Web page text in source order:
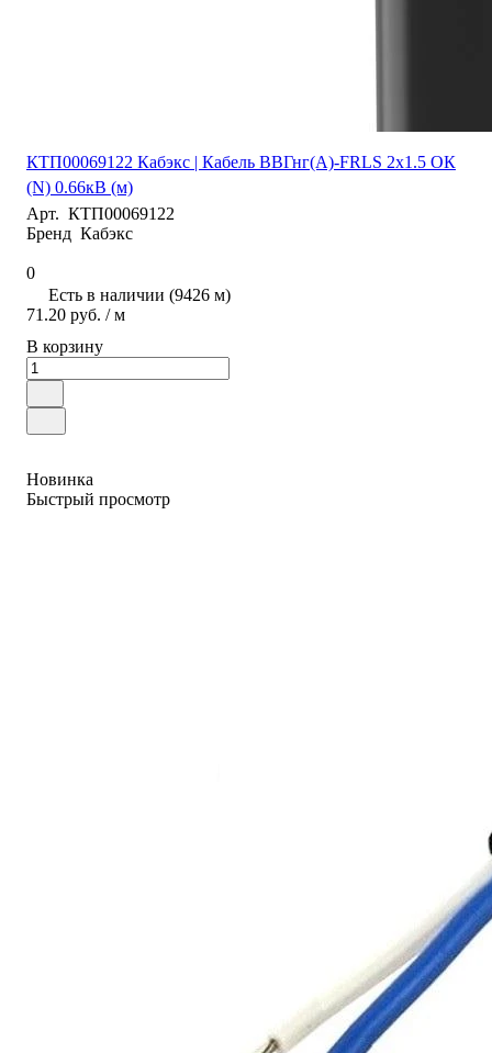
КТП00069122 Кабэкс | Кабель ВВГнг(А)-FRLS 2х1.5 ОК
(N) 0.66кВ (м)
Арт. КТП00069122
Бренд Кабэкс
0
Есть в наличии (9426 м)
71.20 руб. / м
В корзину
Новинка
Быстрый просмотр